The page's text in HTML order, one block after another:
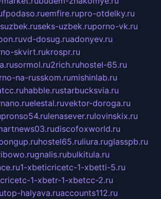
fpodaso.ruemfire.rupro-otdelky.ru
seks-uzbek.ruporno-vk.ru
vd-dosug.ruadonyev.ru
skvirt.rukrospr.ru
sormol.ru2rich.ruhostel-65.ru
na-russkom.rumishinlab.ru
habble.rustarbucksvia.ru
elestal.ruvektor-doroga.ru
pronso54.rulenasever.rulovinskix.ru
discofoxworld.ru
hostel65.ruliura.ruglasspb.ru
gnalis.rubulkitula.ru
1-xbeticricetc-1-xbetti-5.ru
cricetc-1-xbetr-1-xbetcc-2.ru
top-halyava.ruaccounts112.ru